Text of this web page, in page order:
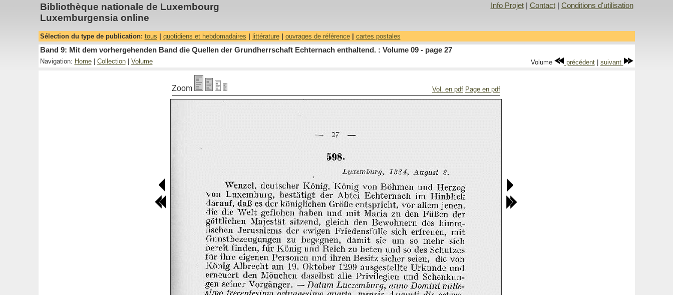
Bibliothèque nationale de Luxembourg
Luxemburgensia online
Info Projet| Contact| Conditions d'utilisation
Sélection du type de publication: tous quotidiens et hebdomadaires littérature| ouvrages de référence| cartes postales
Band 9: Mit dem vorhergehenden Band die Quellen der Grundherrschaft Echternach enthaltend. : Volume 09 - page 27
Navigation: Home| Collection| Volume Volume précédent| suivant
Zoom Vol. en pdf Page en pdf